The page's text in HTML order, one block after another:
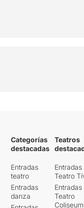
Categorías
destacadas
Entradas
teatro
Entradas
danza
Teatros
Entradas
Teatro
Entradas
Teatro
Coliseum